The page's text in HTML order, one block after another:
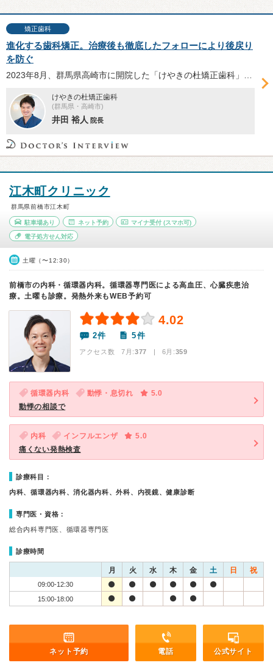
矯正歯科
進化する歯科矯正。治療後も徹底したフォローにより後戻り
を防ぐ
けやきの杜矯正歯科
(群馬県・高崎市)
井田 裕人 院長
江木町クリニック
群馬県前橋市江木町
駐車場あり ネット予約 マイナ受付 (スマホ可)
電子処方せん対応
土曜（〜12:30）
前橋市の内科・循環器内科。循環器専門医による高血圧、心臓疾患治
療。土曜も診療。発熱外来もWEB予約可
4.02
2件 5件
アクセス数 7月:377 | 6月:359
循環器内科 動悸・息切れ
5.0
動悸の相談で
内科 インフルエンザ
5.0
痛くない発熱検査
診療科目：
内科、循環器内科、消化器内科、外科、内視鏡、健康診断
専門医・資格：
総合内科専門医、循環器専門医
診療時間
月 火 水 木 金 土 日 祝
09:00-12:30
15:00-18:00
ネット予約 電話 公式サイト